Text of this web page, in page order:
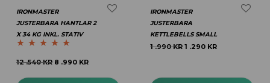
IRONMASTER
JUSTERBARA HANTLAR 2
X 34 KG INKL. STATIV
Betygsatt5.00
12 .540KR 8 .990 KR
IRONMASTER
JUSTERBARA
KETTLEBELLS SMALL
1 .990KR 1 .290 KR